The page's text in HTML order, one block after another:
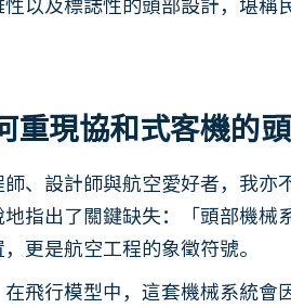
重現協和式客機的
、設計師與航空愛好者，我
指出了關鍵缺失：「頭部機
更是航空工程的象徵符號。
飛行模型中，這套機械系統會